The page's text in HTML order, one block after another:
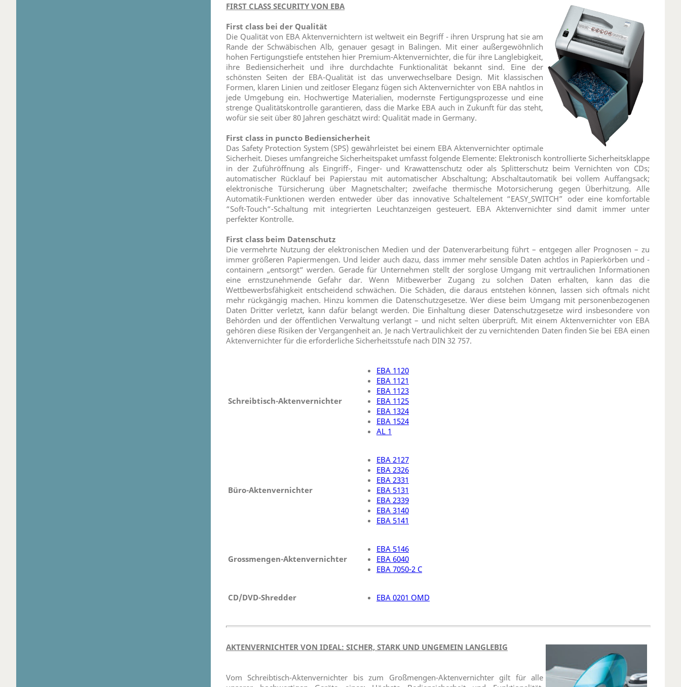
FIRST CLASS SECURITY VON EBA
First class bei der Qualität
Die Qualität von EBA Aktenvernichtern ist weltweit ein Begriff - ihren Ursprung hat sie am
Rande der Schwäbischen Alb, genauer gesagt in Balingen. Mit einer außergewöhnlich
hohen Fertigungstiefe entstehen hier Premium-Aktenvernichter, die für ihre Langlebigkeit,
ihre Bediensicherheit und ihre durchdachte Funktionalität bekannt sind. Eine der
schönsten Seiten der EBA-Qualität ist das unverwechselbare Design. Mit klassischen
Formen, klaren Linien und zeitloser Eleganz fügen sich Aktenvernichter von EBA nahtlos in
jede Umgebung ein. Hochwertige Materialien, modernste Fertigungsprozesse und eine
strenge Qualitätskontrolle garantieren, dass die Marke EBA auch in Zukunft für das steht,
wofür sie seit über 80 Jahren geschätzt wird: Qualität made in Germany.
First class in puncto Bediensicherheit
Das Safety Protection System (SPS) gewährleistet bei einem EBA Aktenvernichter optimale
Sicherheit. Dieses umfangreiche Sicherheitspaket umfasst folgende Elemente: Elektronisch kontrollierte Sicherheitsklappe
in der Zuführöffnung als Eingriff-, Finger- und Krawattenschutz oder als Splitterschutz beim Vernichten von CDs;
automatischer Rücklauf bei Papierstau mit auto­matischer Abschaltung; Abschaltautomatik bei vollem Auffangsack;
elektronische Türsicherung über Magnetschalter; zweifache thermische Motorsicherung gegen Überhitzung. Alle
Automatik-Funktionen werden entweder über das innovative Schaltelement “EASY_SWITCH” oder eine komfortable
“Soft-Touch“-Schaltung mit integrierten Leuchtanzeigen gesteuert. EBA Aktenvernichter sind damit immer unter
perfekter Kontrolle.
First class beim Datenschutz
Die vermehrte Nutzung der elektronischen Medien und der Datenverarbeitung führt – entgegen aller Prognosen – zu
immer größeren Papiermengen. Und leider auch dazu, dass immer mehr sensible Daten achtlos in Papierkörben und -
containern „entsorgt“ werden. Gerade für Unternehmen stellt der sorglose Umgang mit vertraulichen Informationen
eine ernstzunehmende Gefahr dar. Wenn Mitbewerber Zugang zu solchen Daten erhalten, kann das die
Wettbewerbsfähigkeit entscheidend schwächen. Die Schäden, die daraus entstehen können, lassen sich oftmals nicht
mehr rückgängig machen. Hinzu kommen die Datenschutzgesetze. Wer diese beim Umgang mit personenbezogenen
Daten Dritter verletzt, kann dafür belangt werden. Die Einhaltung dieser Datenschutzgesetze wird insbesondere von
Behörden und der öffentlichen Verwaltung verlangt – und nicht selten überprüft. Mit einem Aktenvernichter von EBA
gehören diese Risiken der Vergangenheit an. Je nach Vertraulichkeit der zu vernichtenden Daten finden Sie bei EBA einen
Aktenvernichter für die erforderliche Sicherheitsstufe nach DIN 32 757.
Schreibtisch-Aktenvernichter
EBA 1120
EBA 1121
EBA 1123
EBA 1125
EBA 1324
EBA 1524
AL 1
Büro-Aktenvernichter
EBA 2127
EBA 2326
EBA 2331
EBA 5131
EBA 2339
EBA 3140
EBA 5141
Grossmengen-Aktenvernichter
EBA 5146
EBA 6040
EBA 7050-2 C
CD/DVD-Shredder EBA 0201 OMD
AKTENVERNICHTER VON IDEAL: SICHER, STARK UND UNGEMEIN LANGLEBIG
Vom Schreibtisch-Aktenvernichter bis zum Großmengen-Aktenvernichter gilt für alle